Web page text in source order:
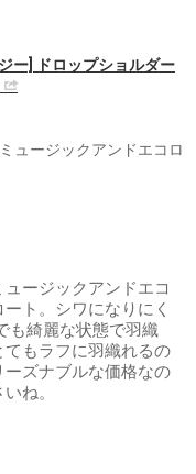
ー] ドロップショルダー
ュージックアンドエコロ
ージックアンドエコ
ト。シワになりにく
も綺麗な状態で羽織
もラフに羽織れるの
ズナブルな価格なの
ね。